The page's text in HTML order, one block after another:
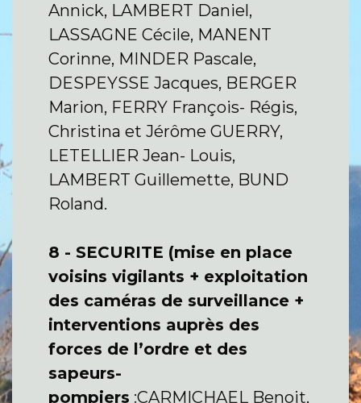
Annick, LAMBERT Daniel,
LASSAGNE Cécile, MANENT
Corinne, MINDER Pascale,
DESPEYSSE Jacques, BERGER
Marion, FERRY François- Régis,
Christina et Jérôme GUERRY,
LETELLIER Jean- Louis,
LAMBERT Guillemette, BUND
Roland.
8 - SECURITE (mise en place
voisins vigilants + exploitation
des caméras de surveillance +
interventions auprès des
forces de l’ordre et des
sapeurs-
pompiers :CARMICHAEL Benoit,